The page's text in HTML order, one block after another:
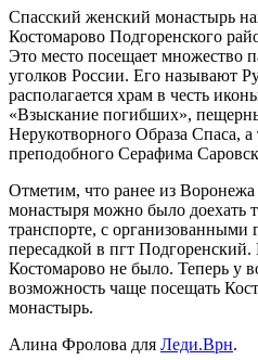
Спасский женский монастырь
Костомарово Подгоренского
Это место посещает множество
уголков России. Его называют
располагается храм в честь
«Взыскание погибших»,
Нерукотворного Образа Спаса, а
преподобного Серафима
Отметим, что ранее из
монастыря можно было доехать
транспорте, с
пересадкой в пгт
Костомарово не было. Теперь у
возможность чаще посещать
монастырь.
Алина Фролова для Леди.Врн.